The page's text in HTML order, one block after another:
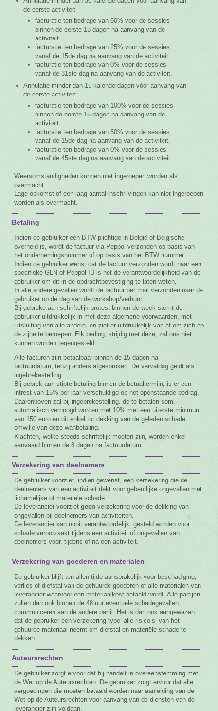
de eerste activiteit
facturatie ten bedrage van 50% voor de sessies
binnen de eerste 15 dagen na aanvang van de
activiteit.
facturatie ten bedrage van 25% voor de sessies
vanaf de 15de dag na aanvang van de activiteit.
facturatie ten bedrage van 0% voor de sessies
vanaf de 31ste dag na aanvang van de activiteit.
Annulatie minder dan 15 kalenderdagen vóór aanvang van
de eerste activiteit:
facturatie ten bedrage van 100% voor de sessies
binnen de eerste 15 dagen na aanvang van de
activiteit
facturatie ten bedrage van 50% voor de sessies
vanaf de 15de dag na aanvang van de activiteit.
facturatie ten bedrage van 0% voor de sessies
vanaf de 45ste dag na aanvang van de activiteit.
Weersomstandigheden kunnen niet ingeroepen worden als
overmacht.
Lage opkomst of een laag aantal inschrijvingen kan niet ingeroepen
worden als overmacht.
Betaling
Indien de gebruiker een BTW plichtige in België of Belgische
overheid is, wordt de factuur via Peppol verzonden op basis van
het ondernemingsnummer of op basis van het BTW nummer.
Indien de gebruiker wenst dat de factuur verzonden wordt naar een
specifieke GLN of Peppol ID is het de verantwoordelijkheid van de
gebruiker om dit in de opdrachtbevestiging te laten weten.
In alle andere gevallen wordt de factuur per mail verzonden naar de
gebruiker op de dag van de workshop/verhuur.
Bij gebreke aan schriftelijk protest binnen de week stemt de
gebruiker uitdrukkelijk in met deze algemene voorwaarden, met
uitsluiting van alle andere, en ziet er uitdrukkelijk van af om zich op
de zijne te beroepen. Elk beding, strijdig met deze, zal ons niet
kunnen worden tegengesteld.
Alle facturen zijn betaalbaar binnen de 15 dagen na
factuurdatum, tenzij anders afgesproken. De vervaldag geldt als
ingebrekestelling.
Bij gebrek aan stipte betaling binnen de betaaltermijn, is er een
intrest van 15% per jaar verschuldigd op het openstaande bedrag.
Daarenboven zal bij ingebrekestelling, de te betalen som,
automatisch verhoogd worden met 10% met een uiterste minimum
van 150 euro en dit enkel tot dekking van de geleden schade
omwille van deze wanbetaling.
Klachten, welke steeds schriftelijk moeten zijn, worden enkel
aanvaard binnen de 8 dagen na factuurdatum.
Verzekering van deelnemers
De gebruiker voorziet, indien gewenst, een verzekering die de
deelnemers van een activiteit dekt voor gebeurlijke ongevallen met
lichamelijke of materiële schade.
De leverancier voorziet geen verzekering voor de dekking van
ongevallen bij deelnemers van activiteiten.
De leverancier kan nooit verantwoordelijk gesteld worden voor
schade veroorzaakt tijdens een activiteit of ongevallen van
deelnemers voor, tijdens of na een activiteit.
Verzekering van goederen en materialen
De gebruiker blijft ten allen tijde aansprakelijk voor beschadiging,
verlies of diefstal van de gehuurde goederen of alle materialen van
leverancier waarvoor een materiaalkost betaald wordt. Alle partijen
zullen dan ook binnen de 48 uur eventuele schadegevallen
communiceren aan de andere partij. Het is dan ook aangewezen
dat de gebruiker een verzekering type ‘alle risico’s’ van het
gehuurde materiaal neemt om diefstal en materiële schade te
dekken.
Auteursrechten
De gebruiker zorgt ervoor dat hij handelt in overeenstemming met
de Wet op de Auteursrechten. De gebruiker zorgt ervoor dat alle
vergoedingen die moeten betaald worden naar aanleiding van de
Wet op de Auteursrechten voor aanvang van de diensten van de
leverancier zijn voldaan.